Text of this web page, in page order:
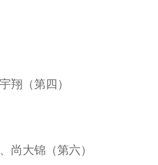
翔（第四）
尚大锦（第六）